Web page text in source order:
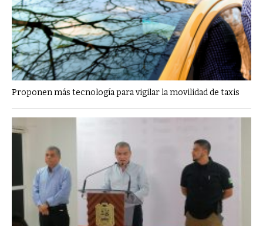
Proponen más tecnología para vigilar la movilidad de taxis